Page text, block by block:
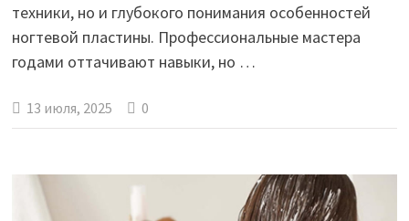
техники, но и глубокого понимания особенностей
ногтевой пластины. Профессиональные мастера
годами оттачивают навыки, но …
13 июля, 2025 0